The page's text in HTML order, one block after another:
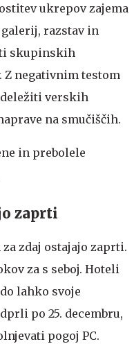
ukrepov zajema
razstav in
skupinskih
Z negativnim testom
verskih
na smučiščih.
in prebolele
zaprti
zdaj ostajajo zaprti.
za s seboj. Hoteli
lahko svoje
po 25. decembru,
pogoj PC.